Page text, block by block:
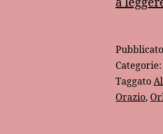
Pubblicato
Categorie:
Taggato
Orazio,